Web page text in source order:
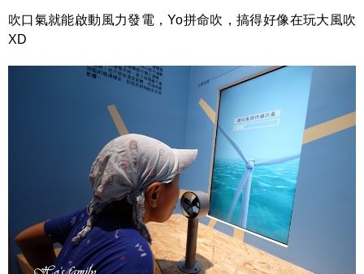
吹口氣就能啟動風力發電，Yo拼命吹，搞得好像在玩大風吹
XD